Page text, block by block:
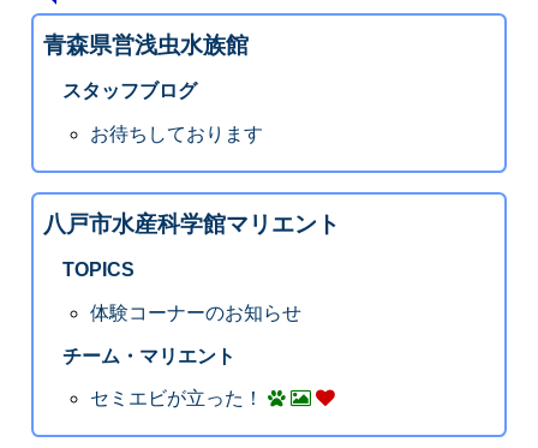
青森県営浅虫水族館
スタッフブログ
お待ちしております
八戸市水産科学館マリエント
TOPICS
体験コーナーのお知らせ
チーム・マリエント
セミエビが立った！